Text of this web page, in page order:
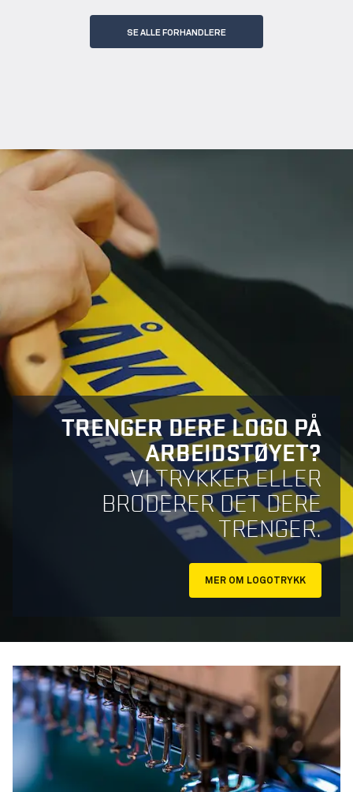
SE ALLE FORHANDLERE
TRENGER DERE LOGO PÅ
ARBEIDSTØYET?
VI TRYKKER ELLER
BRODERER DET DERE
TRENGER.
MER OM LOGOTRYKK